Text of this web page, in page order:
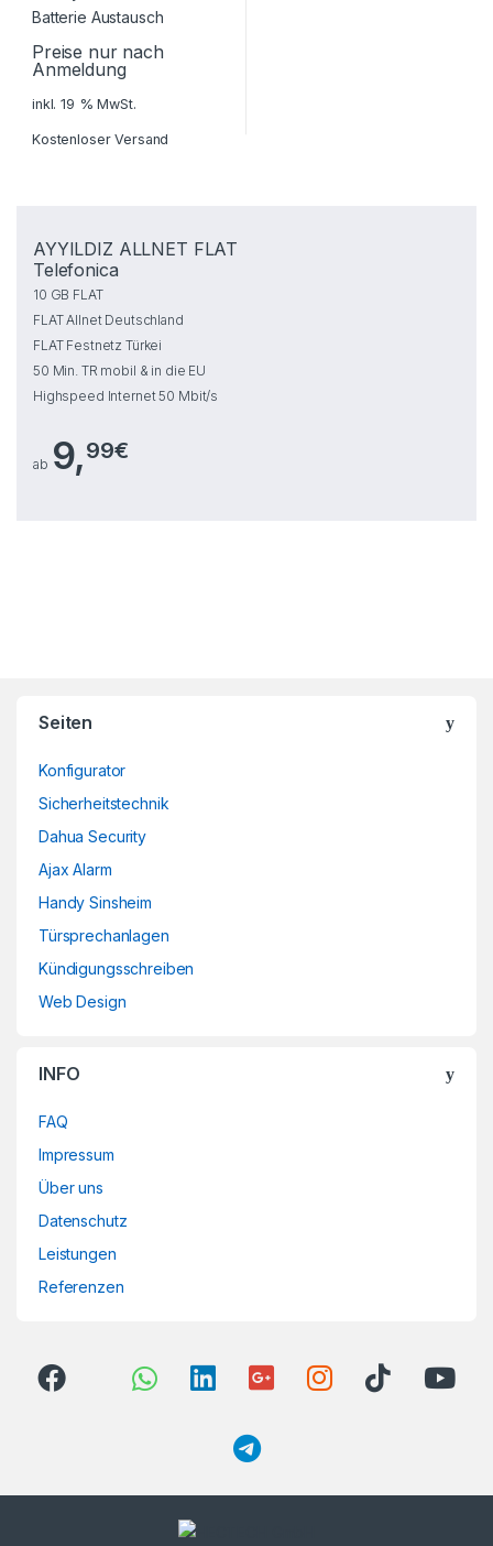
Preise nur nach
Anmeldung
inkl. 19 % MwSt.
Kostenloser Versand
AYYILDIZ ALLNET FLAT
Telefonica
10 GB FLAT
FLAT Allnet Deutschland
FLAT Festnetz Türkei
50 Min. TR mobil & in die EU
Highspeed Internet 50 Mbit/s
ab 9,99€
Seiten
Konfigurator
Sicherheitstechnik
Dahua Security
Ajax Alarm
Handy Sinsheim
Türsprechanlagen
Kündigungsschreiben
Web Design
INFO
FAQ
Impressum
Über uns
Datenschutz
Leistungen
Referenzen